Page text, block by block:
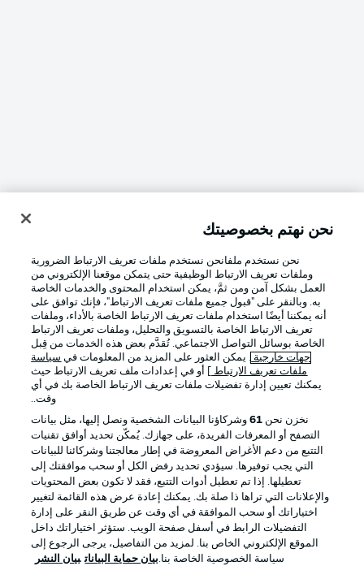
نحن نهتم بخصوصيتك
نحن نستخدم ملفانحن نستخدم ملفات تعريف الارتباط الضرورية
وملفات تعريف الارتباط الوظيفية حتى يتمكن موقعنا الإلكتروني من
العمل بشكل آمن ومن ثمَّ، يمكن استخدام المحتوى والخدمات الخاصة
به. وبالنقر على "قبول جميع ملفات تعريف الارتباط"، فإنك توافق على
أنه يمكننا أيضًا استخدام ملفات تعريف الارتباط الخاصة بالأداء، وملفات
تعريف الارتباط الخاصة بالتسويق والتحليل، وملفات تعريف الارتباط
الخاصة بوسائل التواصل الاجتماعي. تُقدَّم بعض هذه الخدمات من قِبل
جهات خارجية . يمكن العثور على المزيد من المعلومات في سياسة
ملفات تعريف الارتباط
] أو في إعدادات ملف تعريف الارتباط حيث
يمكنك تعيين إدارة تفضيلات ملفات تعريف الارتباط الخاصة بك في أي
وقت..
نخزن نحن 61وشركاؤنا البيانات الشخصية ونصل إليها، مثل بيانات
التصفح أو المعرفات الفريدة، على جهازك. يُمكّن تحديد أوافق تقنيات
التتبع من دعم الأغراض المعروضة في إطار معالجتنا وشركائنا للبيانات
التي يجب توفيرها. سيؤدي تحديد رفض الكل أو سحب موافقتك إلى
تعطيلها. إذا تم تعطيل أدوات التتبع، فقد لا تكون بعض المحتويات
والإعلانات التي تراها ذا صلة بك. يمكنك إعادة عرض هذه القائمة لتغيير
اختياراتك أو سحب الموافقة في أي وقت عن طريق النقر على إدارة
التفضيلات الرابط في أسفل صفحة الويب. ستؤثر اختياراتك داخل
الموقع الإلكتروني الخاص بنا. لمزيد من التفاصيل، يرجى الرجوع إلى
سياسة الخصوصية الخاصة بنا.بيان حماية البيانات بيان النشر